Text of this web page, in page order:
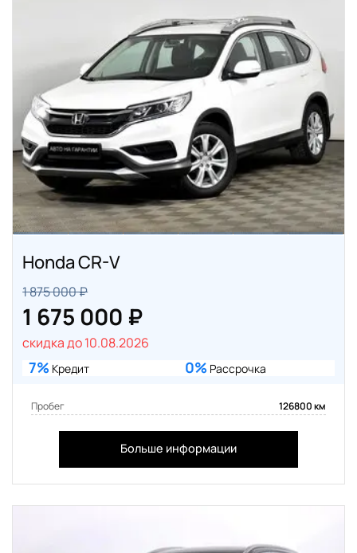
Honda CR-V
1 875 000 ₽
1 675 000 ₽
скидка до 10.08.2026
7% Кредит 0% Рассрочка
Пробег 126800 км
Больше информации